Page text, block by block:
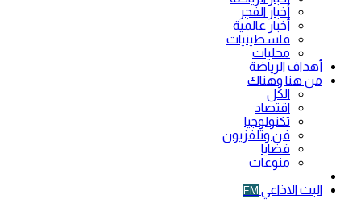
أخبار الفجر
أخبار عالمية
فلسطينيات
محليات
أهداف الرياضة
من هنا وهناك
الكل
اقتصاد
تكنولوجيا
فن وتلفزيون
قضايا
منوعات
البث الاذاعي FM